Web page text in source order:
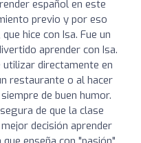
español en este
previo y por eso
hice con Isa. Fue un
aprender con Isa.
directamente en
restaurante o al hacer
de buen humor.
de que la clase
decisión aprender